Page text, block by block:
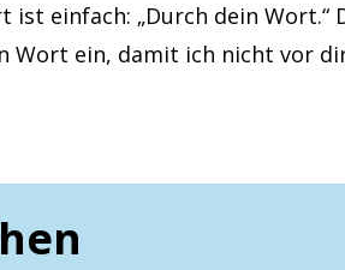
ist einfach: „Durch dein
Wort ein, damit ich nicht vor